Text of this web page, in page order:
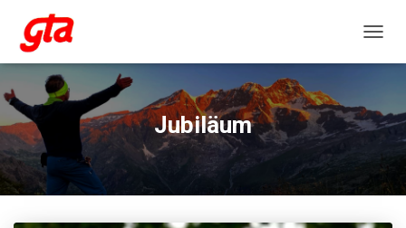
Jubiläum